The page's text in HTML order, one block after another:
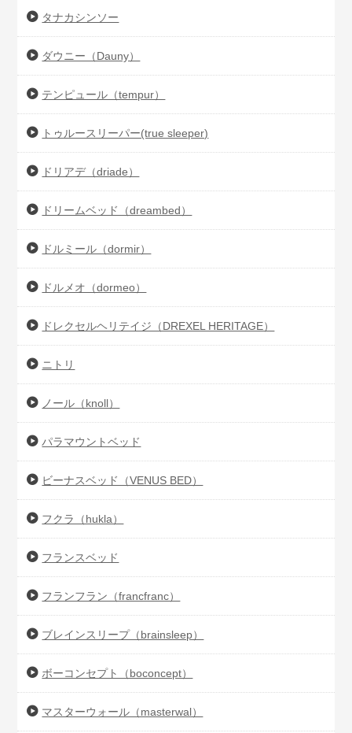
タナカシンソー
ダウニー（Dauny）
テンピュール（tempur）
トゥルースリーパー(true sleeper)
ドリアデ（driade）
ドリームベッド（dreambed）
ドルミール（dormir）
ドルメオ（dormeo）
ドレクセルヘリテイジ（DREXEL HERITAGE）
ニトリ
ノール（knoll）
パラマウントベッド
ビーナスベッド（VENUS BED）
フクラ（hukla）
フランスベッド
フランフラン（francfranc）
ブレインスリープ（brainsleep）
ボーコンセプト（boconcept）
マスターウォール（masterwal）